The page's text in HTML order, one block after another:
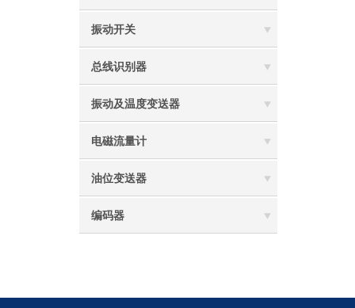
振动开关
总线识别器
振动及温度变送器
电磁流量计
油位变送器
编码器